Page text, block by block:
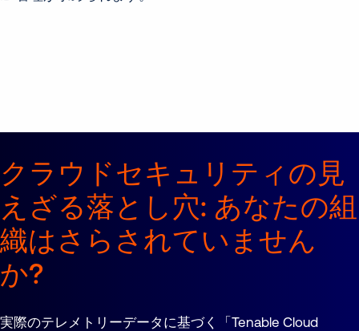
クラウドセキュリティの見
えざる落とし穴: あなたの組
織はさらされていません
か?
実際のテレメトリーデータに基づく「Tenable Cloud